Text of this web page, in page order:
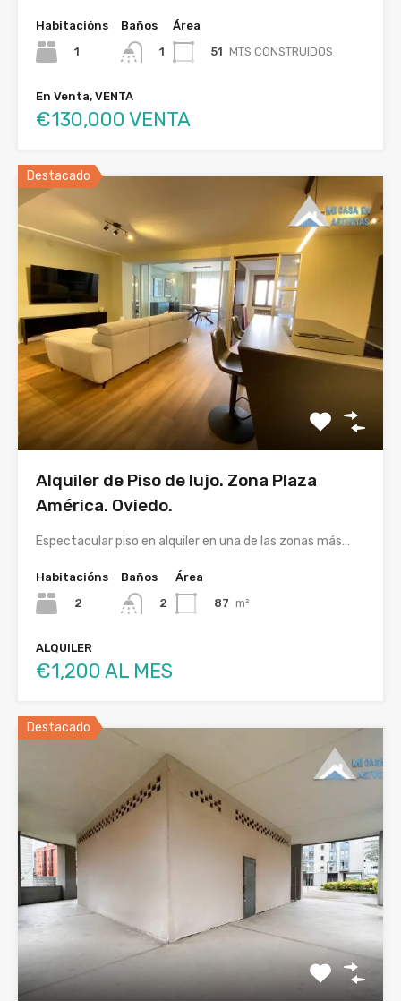
Habitacións
1
Baños
1
Área
51 MTS CONSTRUIDOS
En Venta, VENTA
€130,000 VENTA
Destacado
Alquiler de Piso de lujo. Zona Plaza
América. Oviedo.
Espectacular piso en alquiler en una de las zonas más…
Habitacións
2
Baños
2
Área
87 m²
ALQUILER
€1,200 AL MES
Destacado